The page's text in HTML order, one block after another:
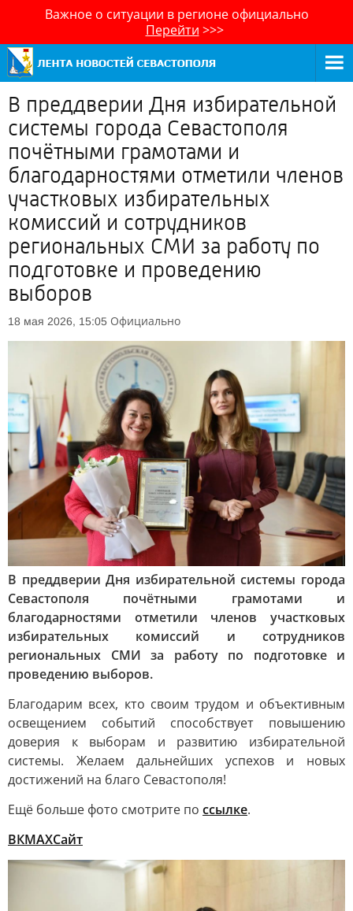
Важное о ситуации в регионе официально
Перейти >>>
В преддверии Дня избирательной
системы города Севастополя
почётными грамотами и
благодарностями отметили членов
участковых избирательных
комиссий и сотрудников
региональных СМИ за работу по
подготовке и проведению
выборов
18 мая 2026, 15:05 Официально
В преддверии Дня избирательной системы города
Севастополя почётными грамотами и
благодарностями отметили членов участковых
избирательных комиссий и сотрудников
региональных СМИ за работу по подготовке и
проведению выборов.
Благодарим всех, кто своим трудом и объективным
освещением событий способствует повышению
доверия к выборам и развитию избирательной
системы. Желаем дальнейших успехов и новых
достижений на благо Севастополя!
Ещё больше фото смотрите по ссылке.
ВКMAXСайт